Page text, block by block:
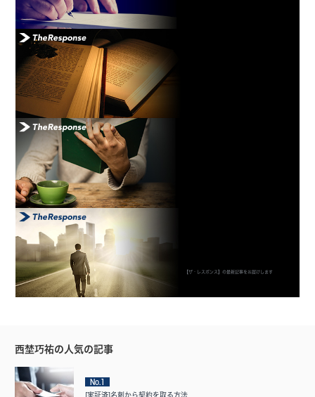
【ザ・レスポンス】の最新記事をお届けします
西埜巧祐の人気の記事
No.1
[実証済]名刺から契約を取る方法